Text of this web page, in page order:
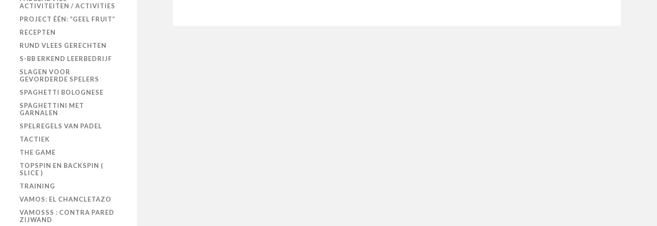
ACTIVITEITEN / ACTIVITIES
PROJECT ÉÉN: “GEEL FRUIT”
RECEPTEN
RUND VLEES GERECHTEN
S-BB ERKEND LEERBEDRIJF
SLAGEN VOOR
GEVORDERDE SPELERS
SPAGHETTI BOLOGNESE
SPAGHETTINI MET
GARNALEN
SPELREGELS VAN PADEL
TACTIEK
THE GAME
TOPSPIN EN BACKSPIN (
SLICE )
TRAINING
VAMOS: EL CHANCLETAZO
VAMOSSS : CONTRA PARED
ZIJWAND